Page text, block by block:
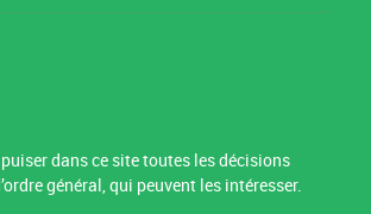
dans ce site toutes les décisions
général, qui peuvent les intéresser.